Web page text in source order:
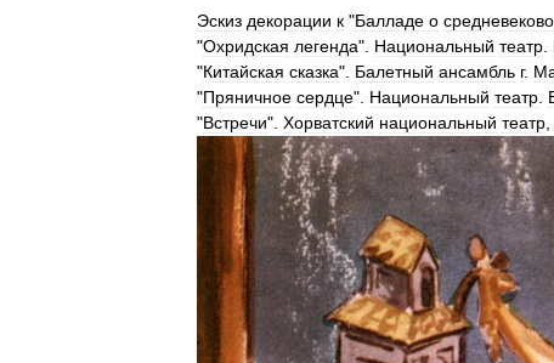
Эскиз декорации к "Балладе о
"Охридская легенда". Национальный театр
"Китайская сказка". Балетный ансамбль г.
"Пряничное сердце". Национальный театр
"Встречи". Хорватский национальный театр